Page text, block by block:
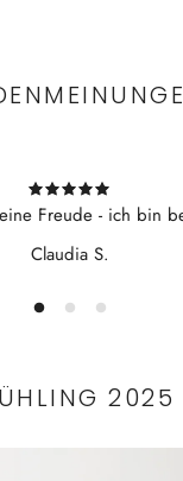
Freude - ich bin
Claudia S.
2025